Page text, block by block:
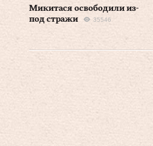
Микитася освободили из-
под стражи
35546